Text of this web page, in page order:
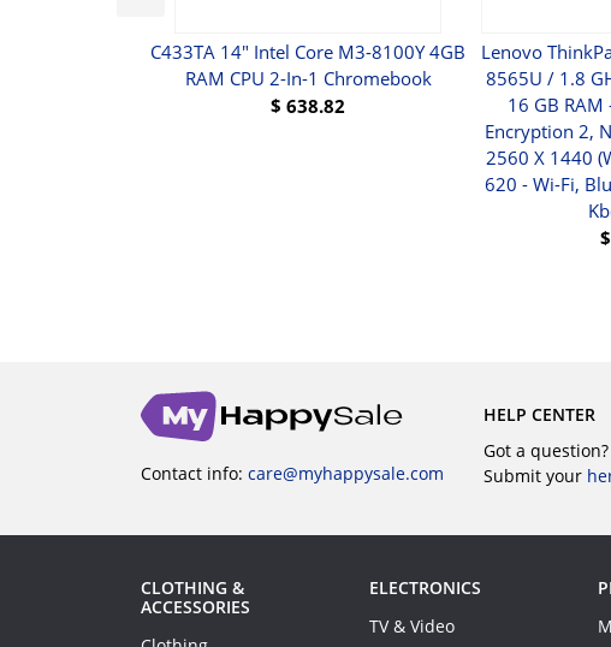
C433TA 14" Intel Core M3-8100Y 4GB
RAM CPU 2-In-1 Chromebook
$ 638.82
Lenovo
8565U / 1.8
16 GB RAM
Encryption 2,
2560 X 1440
620 - Wi-Fi,
$
Contact info: care@myhappysale.com
HELP CENTER
Got a
Submit your
CLOTHING &
ACCESSORIES
ELECTRONICS
TV & Video